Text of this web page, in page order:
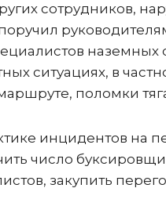
сотрудников,
наземных
ситуациях, в
поломки
инцидентов на
число
закупить